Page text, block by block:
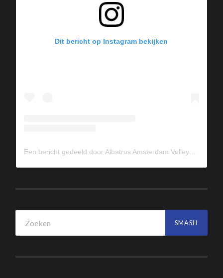
Dit bericht op Instagram bekijken
Een bericht gedeeld door Albatros Amsterdam Volleybal (@albavolley)